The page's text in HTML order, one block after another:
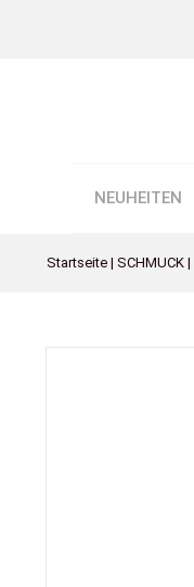
NEUHEITEN
Startseite SCHMUCK